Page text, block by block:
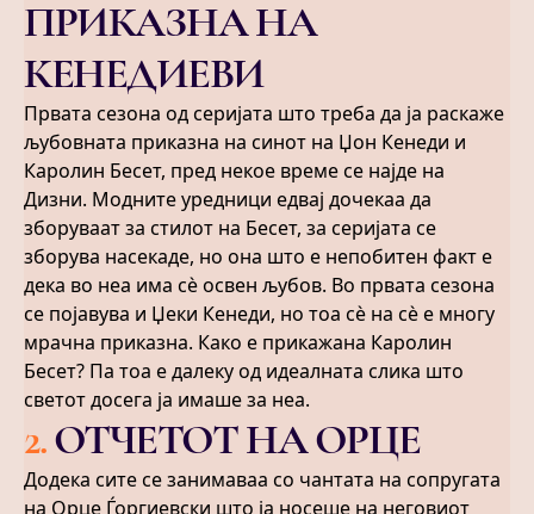
ПРИКАЗНА НА
КЕНЕДИЕВИ
Првата сезона од серијата што треба да ја раскаже
љубовната приказна на синот на Џон Кенеди и
Каролин Бесет, пред некое време се најде на
Дизни. Модните уредници едвај дочекаа да
зборуваат за стилот на Бесет, за серијата се
зборува насекаде, но она што е непобитен факт е
дека во неа има сѐ освен љубов. Во првата сезона
се појавува и Џеки Кенеди, но тоа сѐ на сѐ е многу
мрачна приказна. Како е прикажана Каролин
Бесет? Па тоа е далеку од идеалната слика што
светот досега ја имаше за неа.
2.ОТЧЕТОТ НА ОРЦЕ
Додека сите се занимаваа со чантата на сопругата
на Орце Ѓоргиевски што ја носеше на неговиот